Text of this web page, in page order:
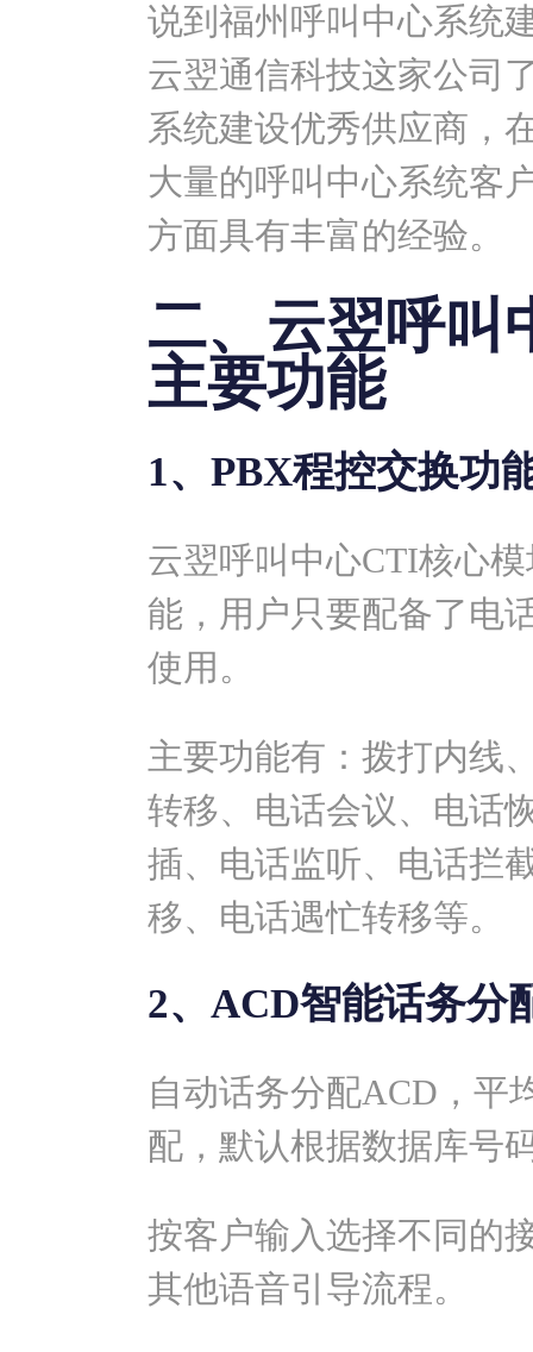
说到福州呼叫中心系统
云翌通信科技这家公司
系统建设优秀供应商，
大量的呼叫中心系统客
方面具有丰富的经验。
二、云翌呼叫
主要功能
1、PBX程控交换功
云翌呼叫中心CTI核心
能，用户只要配备了电
使用。
主要功能有：拨打内线
转移、电话会议、电话
插、电话监听、电话拦
移、电话遇忙转移等。
2、ACD智能话务分
自动话务分配ACD，平
配，默认根据数据库号
按客户输入选择不同的
其他语音引导流程。